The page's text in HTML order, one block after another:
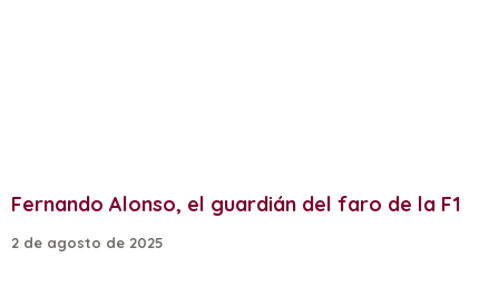
Fernando Alonso, el guardián del faro de la F1
2 de agosto de 2025